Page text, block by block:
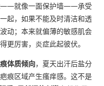
——就像一面保护墙——承受
起，如果不能及时清洁和透
动；本来就偏薄的敏感肌会
更厉害，炎症此起彼伏。
体质倾向，夏天出汗后盐分
痕区域产生瘙痒感。这不是